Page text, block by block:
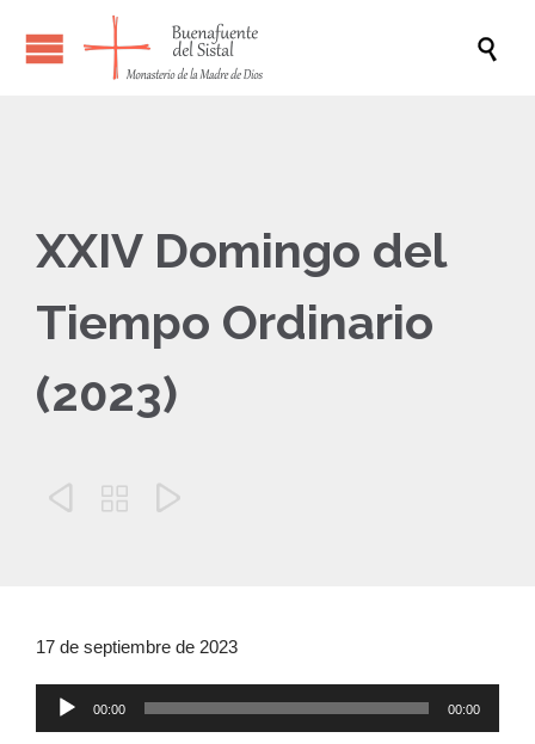

XXIV Domingo del
Tiempo Ordinario
(2023)
  
17 de septiembre de 2023
00:00 00:00